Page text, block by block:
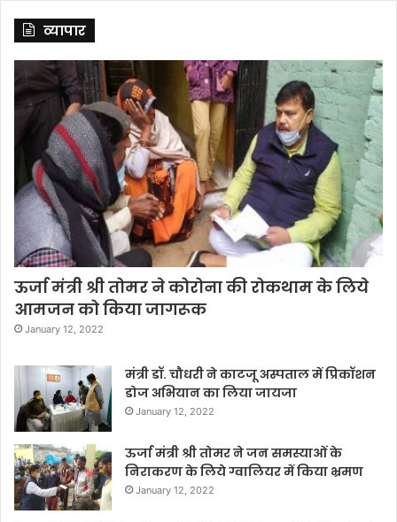
व्यापार
ऊर्जा मंत्री श्री तोमर ने कोरोना की रोकथाम के लिये
आमजन को किया जागरूक
January 12, 2022
मंत्री डॉ. चौधरी ने काटजू अस्पताल में प्रिकॉशन
डोज अभियान का लिया जायजा
January 12, 2022
ऊर्जा मंत्री श्री तोमर ने जन समस्याओं के
निराकरण के लिये ग्वालियर में किया भ्रमण
January 12, 2022